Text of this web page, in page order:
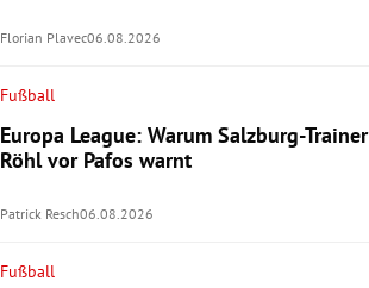
Florian Plavec06.08.2026
Fußball
Europa League: Warum Salzburg-Trainer
Röhl vor Pafos warnt
Patrick Resch06.08.2026
Fußball